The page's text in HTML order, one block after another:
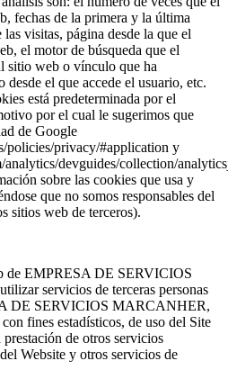
fechas de la primera y la última
visitas, página desde la que el
el motor de búsqueda que el
sitio web o vínculo que ha
el que accede el usuario, etc.
está predeterminada por el
por el cual le sugerimos que
de Google
policies/privacy/#application y
analytics/devguides/collection/
sobre las cookies que usa y
que no somos responsables del
sitios web de terceros).
de EMPRESA DE SERVICIOS
servicios de terceras personas
DE SERVICIOS MARCANHER,
fines estadísticos, de uso del Site
de otros servicios
Website y otros servicios de